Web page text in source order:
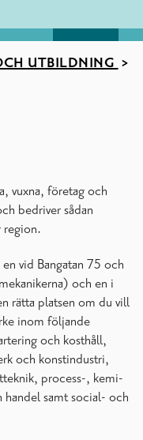
UTBILDNING >
vuxna, företag och
bedriver sådan
region.
vid Bangatan 75 och
och en i
rätta platsen om du vill
inom följande
och kosthåll,
och konstindustri,
process-, kemi-
samt social- och